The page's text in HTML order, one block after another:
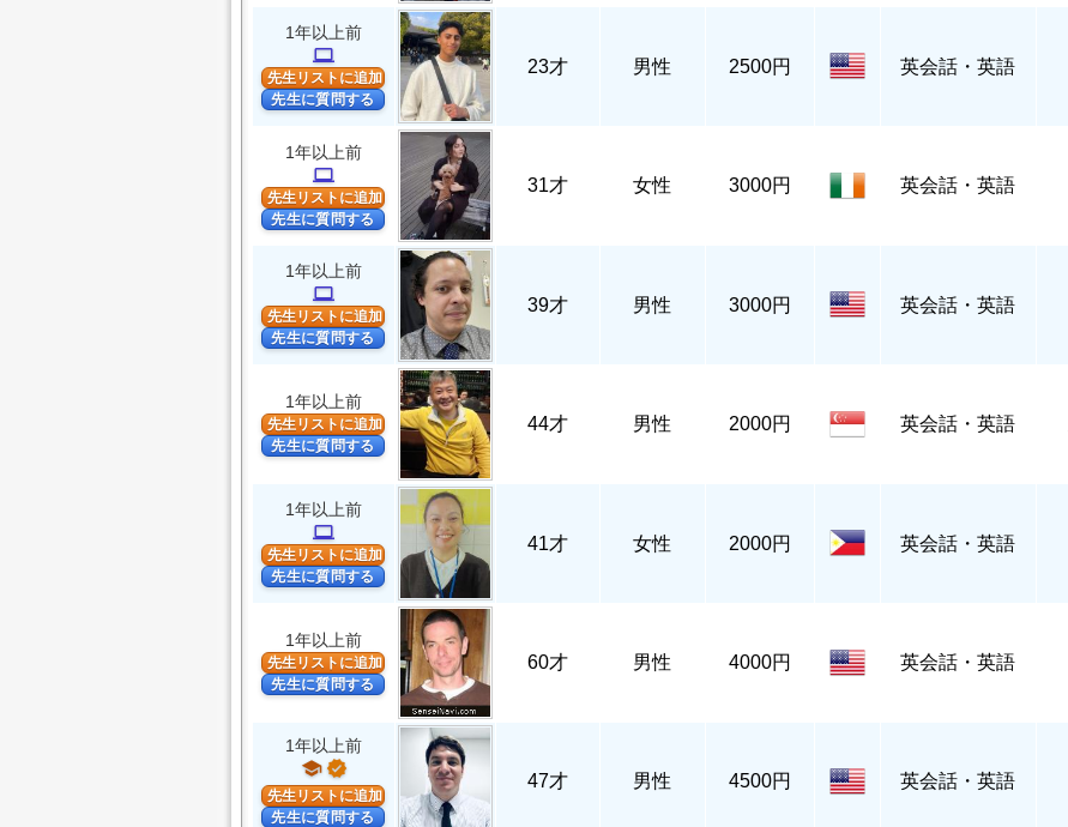
1年以上前
computer
先生リストに追加
先生に質問する
23才 男性 2500円 英会話・英語
1年以上前
computer
先生リストに追加
先生に質問する
31才 女性 3000円 英会話・英語
1年以上前
computer
先生リストに追加
先生に質問する
39才 男性 3000円 英会話・英語
1年以上前
先生リストに追加
先生に質問する
44才 男性 2000円 英会話・英語
1年以上前
computer
先生リストに追加
先生に質問する
41才 女性 2000円 英会話・英語
1年以上前
先生リストに追加
先生に質問する
60才 男性 4000円 英会話・英語
1年以上前
school verified
先生リストに追加
先生に質問する
47才 男性 4500円 英会話・英語